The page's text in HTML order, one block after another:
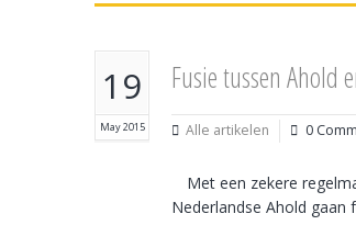
19
May 2015
Fusie tussen Ahold
Alle artikelen 0
Met een zekere
Nederlandse Ahold gaan